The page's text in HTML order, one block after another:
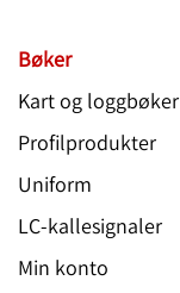
Bøker
Kart og loggbøker
Profilprodukter
Uniform
LC-kallesignaler
Min konto